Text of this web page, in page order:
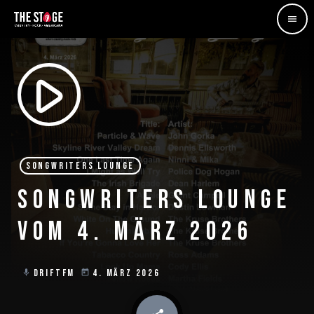
menu
play_arrow
SONGWRITERS LOUNGE
SONGWRITERS LOUNGE
VOM 4. MÄRZ 2026
mic DRIFTFM today 4. MÄRZ 2026